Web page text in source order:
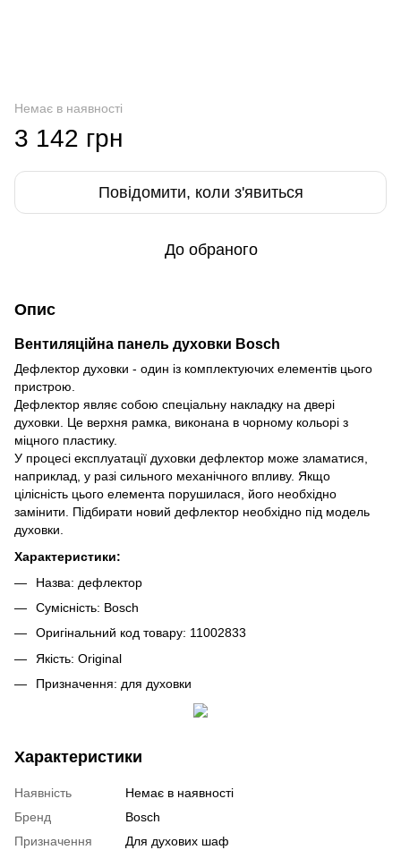
Немає в наявності
3 142 грн
Повідомити, коли з'явиться
До обраного
Опис
Вентиляційна панель духовки Bosch
Дефлектор духовки - один із комплектуючих елементів цього
пристрою.
Дефлектор являє собою спеціальну накладку на двері
духовки. Це верхня рамка, виконана в чорному кольорі з
міцного пластику.
У процесі експлуатації духовки дефлектор може зламатися,
наприклад, у разі сильного механічного впливу. Якщо
цілісність цього елемента порушилася, його необхідно
замінити. Підбирати новий дефлектор необхідно під модель
духовки.
Характеристики:
Назва: дефлектор
Сумісність: Bosch
Оригінальний код товару: 11002833
Якість: Original
Призначення: для духовки
Характеристики
Наявність
Немає в наявності
Бренд
Bosch
Призначення
Для духових шаф